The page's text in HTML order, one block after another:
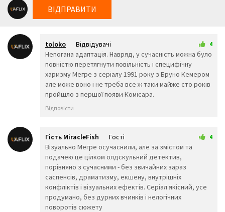
😔
😕
🙃
🤑
😲
☹️
😖
😞
😟
😤
😢
😭
😠
🤬
😷
🤕
🤧
🥳
🤥
🤫
🤭
🧐
ВІДПРАВИТИ
toloko
Відвідувачі
4 квітня 2026 15:03
4
Непогана адаптація. Навряд, у сучасність можна було
повністю перетягнути повільність і специфічну
харизму Мегре з серіалу 1991 року з Бруно Кемером
але може воно і не треба все ж таки майже сто років
пройшло з першої появи Комісара.
Відповісти
Гість MiracleFish
Гості
8 квітня 2026 19:03
4
Візуально Мегре осучаснили, але за змістом та
подачею це цілком олдскульний детектив,
порівняно з сучасними - без звичайних зараз
саспенсів, драматизму, екшену, внутрішніх
конфліктів і візуальних ефектів. Серіал якісний, усе
продумано, без дурних вчинків і нелогічних
поворотів сюжету